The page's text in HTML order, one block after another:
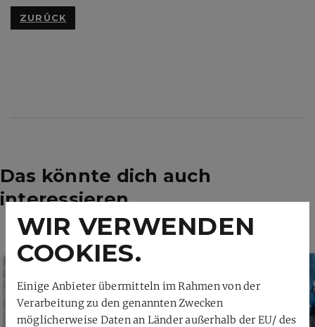
ZURÜCK
Das könnte dich auch
interessieren
WIR VERWENDEN
COOKIES.
Einige Anbieter übermitteln im Rahmen von der
Verarbeitung zu den genannten Zwecken
möglicherweise Daten an Länder außerhalb der EU/ des